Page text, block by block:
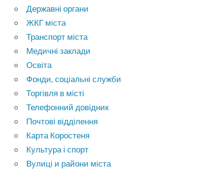
Державні органи
ЖКГ міста
Транспорт міста
Медичні заклади
Освіта
Фонди, соціальні служби
Торгівля в місті
Телефонний довідник
Почтові відділення
Карта Коростеня
Культура і спорт
Вулиці и райони міста